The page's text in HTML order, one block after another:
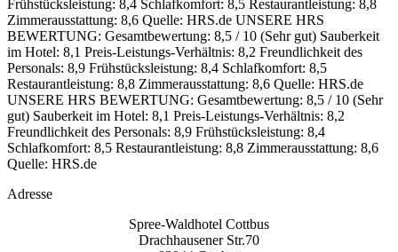
Frühstücksleistung: 8,4 Schlafkomfort: 8,5 Restaurantleistung: 8,8
Zimmerausstattung: 8,6 Quelle: HRS.de UNSERE HRS
BEWERTUNG: Gesamtbewertung: 8,5 / 10 (Sehr gut) Sauberkeit
im Hotel: 8,1 Preis-Leistungs-Verhältnis: 8,2 Freundlichkeit des
Personals: 8,9 Frühstücksleistung: 8,4 Schlafkomfort: 8,5
Restaurantleistung: 8,8 Zimmerausstattung: 8,6 Quelle: HRS.de
UNSERE HRS BEWERTUNG: Gesamtbewertung: 8,5 / 10 (Sehr
gut) Sauberkeit im Hotel: 8,1 Preis-Leistungs-Verhältnis: 8,2
Freundlichkeit des Personals: 8,9 Frühstücksleistung: 8,4
Schlafkomfort: 8,5 Restaurantleistung: 8,8 Zimmerausstattung: 8,6
Quelle: HRS.de
Adresse
Spree-Waldhotel Cottbus
Drachhausener Str.70